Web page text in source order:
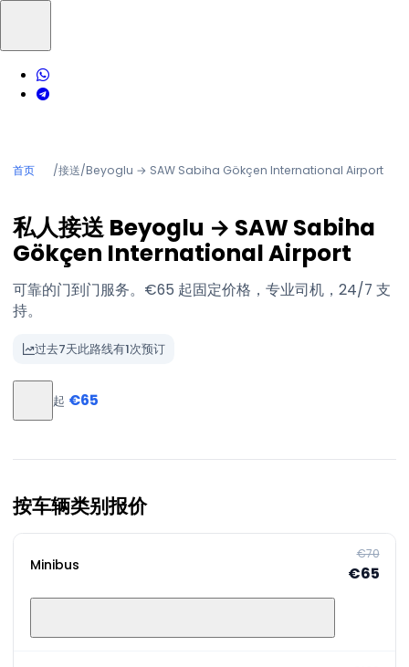
首页 /接送/Beyoglu → SAW Sabiha Gökçen International Airport
私人接送 Beyoglu → SAW Sabiha
Gökçen International Airport
可靠的门到门服务。€65 起固定价格，专业司机，24/7 支
持。
过去7天此路线有1次预订
起 €65
按车辆类别报价
Minibus
€70
€65